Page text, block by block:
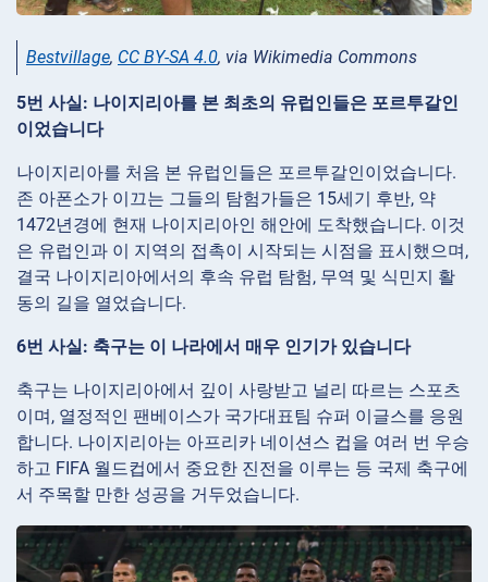
Bestvillage, CC BY-SA 4.0, via Wikimedia Commons
5번 사실: 나이지리아를 본 최초의 유럽인들은 포르투갈인
이었습니다
나이지리아를 처음 본 유럽인들은 포르투갈인이었습니다.
존 아폰소가 이끄는 그들의 탐험가들은 15세기 후반, 약
1472년경에 현재 나이지리아인 해안에 도착했습니다. 이것
은 유럽인과 이 지역의 접촉이 시작되는 시점을 표시했으며,
결국 나이지리아에서의 후속 유럽 탐험, 무역 및 식민지 활
동의 길을 열었습니다.
6번 사실: 축구는 이 나라에서 매우 인기가 있습니다
축구는 나이지리아에서 깊이 사랑받고 널리 따르는 스포츠
이며, 열정적인 팬베이스가 국가대표팀 슈퍼 이글스를 응원
합니다. 나이지리아는 아프리카 네이션스 컵을 여러 번 우승
하고 FIFA 월드컵에서 중요한 진전을 이루는 등 국제 축구에
서 주목할 만한 성공을 거두었습니다.